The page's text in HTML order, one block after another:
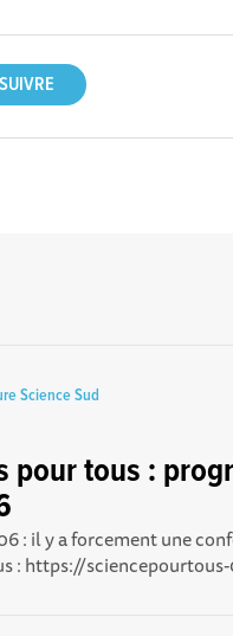
Science Sud
pour tous :
: il y a forcement une
: https://